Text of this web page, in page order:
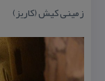
زمینی كیش (كاریز)